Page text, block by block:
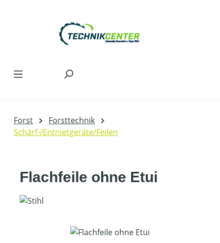
Forst
Forsttechnik
Schärf-/Entnietgeräte/Feilen
Flachfeile ohne Etui
Bildergalerie überspringen